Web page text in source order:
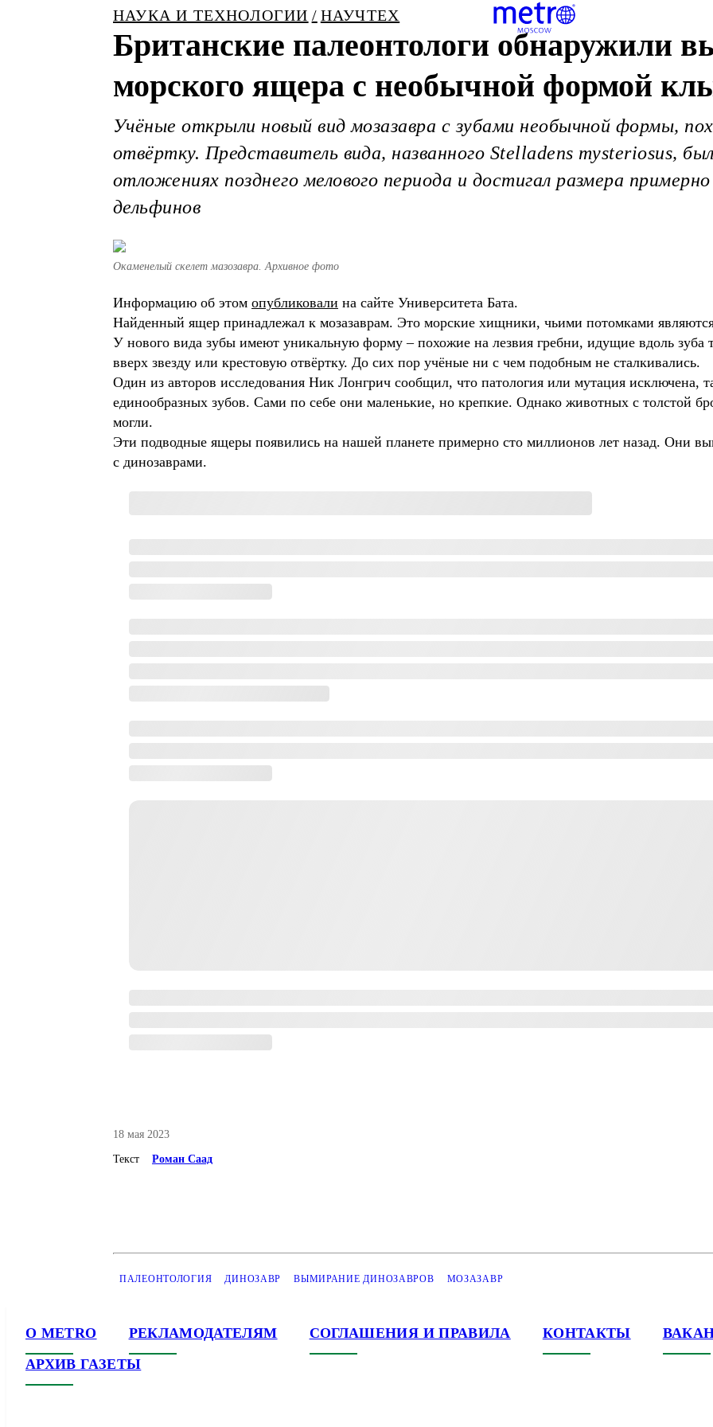
НАУКА И ТЕХНОЛОГИИ НАУЧТЕХ
Британские палеонтологи обнаружили
морского ящера с необычной формой
Учёные открыли новый вид мозазавра с зубами необычной формы,
отвёртку. Представитель вида, названного Stelladens mysteriosus,
отложениях позднего мелового периода и достигал размера
дельфинов
Окаменелый скелет мазозавра. Архивное фото
Информацию об этом опубликовали на сайте Университета Бата.
Найденный ящер принадлежал к мозазаврам. Это морские хищники, чьими потомками
У нового вида зубы имеют уникальную форму – похожие на лезвия гребни, идущие вдоль зуба
вверх звезду или крестовую отвёртку. До сих пор учёные ни с чем подобным не сталкивались.
Один из авторов исследования Ник Лонгрич сообщил, что патология или мутация исключена,
единообразных зубов. Сами по себе они маленькие, но крепкие. Однако животных с толстой
могли.
Эти подводные ящеры появились на нашей планете примерно сто миллионов лет назад. Они
с динозаврами.
18 мая 2023
Текст Роман Саад
ПАЛЕОНТОЛОГИЯ ДИНОЗАВР ВЫМИРАНИЕ ДИНОЗАВРОВ МОЗАЗАВР
О METRO РЕКЛАМОДАТЕЛЯМ СОГЛАШЕНИЯ И ПРАВИЛА КОНТАКТЫ
АРХИВ ГАЗЕТЫ